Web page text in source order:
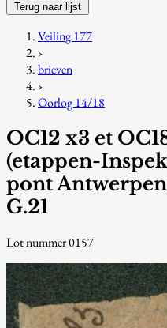
Terug naar lijst
Veiling 177
›
brieven
›
Oorlog 14/18
OC12 x3 et
(etappen-
pont
G.21
Lot nummer 0157